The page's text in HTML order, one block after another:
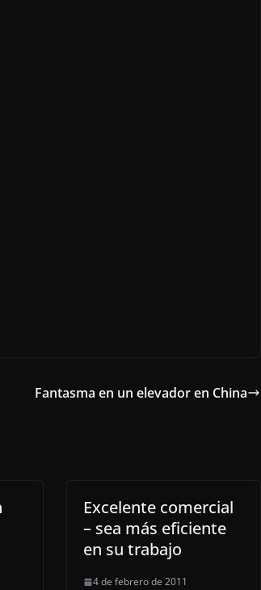
Fantasma en un elevador en China
Excelente comercial
– sea más eficiente
en su trabajo
4 de febrero de 2011